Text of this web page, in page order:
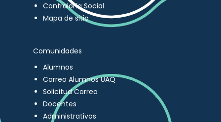
Contraloría Social
Mapa de sitio
Comunidades
Alumnos
Correo Alumnos UAQ
Solicitud Correo
Docentes
Administrativos